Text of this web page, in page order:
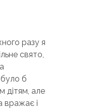
разу я
свято,
було б
дітям, але
вражає і